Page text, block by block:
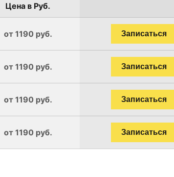
Цена в Руб.
от 1190 руб. Записаться
от 1190 руб. Записаться
от 1190 руб. Записаться
от 1190 руб. Записаться